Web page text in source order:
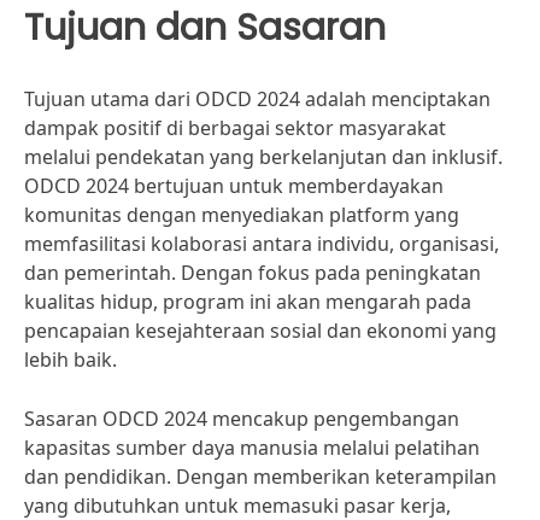
Tujuan dan Sasaran
Tujuan utama dari ODCD 2024 adalah menciptakan
dampak positif di berbagai sektor masyarakat
melalui pendekatan yang berkelanjutan dan inklusif.
ODCD 2024 bertujuan untuk memberdayakan
komunitas dengan menyediakan platform yang
memfasilitasi kolaborasi antara individu, organisasi,
dan pemerintah. Dengan fokus pada peningkatan
kualitas hidup, program ini akan mengarah pada
pencapaian kesejahteraan sosial dan ekonomi yang
lebih baik.
Sasaran ODCD 2024 mencakup pengembangan
kapasitas sumber daya manusia melalui pelatihan
dan pendidikan. Dengan memberikan keterampilan
yang dibutuhkan untuk memasuki pasar kerja,